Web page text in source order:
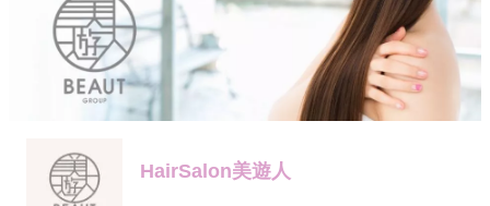
HairSalon美遊人